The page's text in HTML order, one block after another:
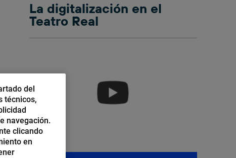
La digitalización en el
Teatro Real
del
técnicos,
navegación.
clicando
en